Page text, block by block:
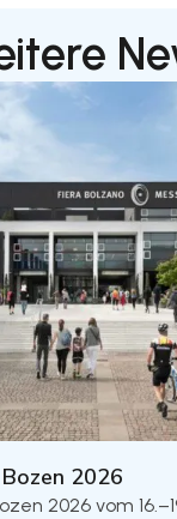
2026
2026 vom